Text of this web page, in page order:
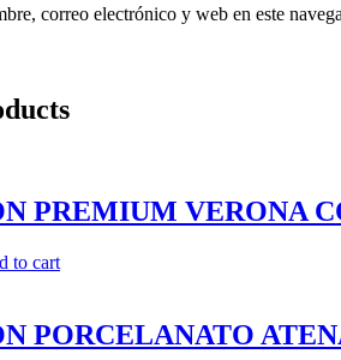
correo electrónico y web en este
PREMIUM VERONA
to cart
PORCELANATO